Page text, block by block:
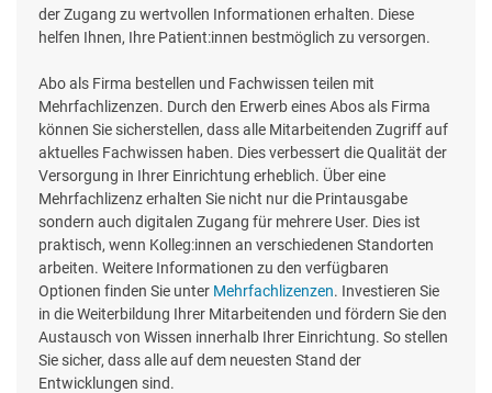
der Zugang zu wertvollen Informationen erhalten. Diese
helfen Ihnen, Ihre Patient:innen bestmöglich zu versorgen.
Abo als Firma bestellen und Fachwissen teilen mit
Mehrfachlizenzen. Durch den Erwerb eines Abos als Firma
können Sie sicherstellen, dass alle Mitarbeitenden Zugriff auf
aktuelles Fachwissen haben. Dies verbessert die Qualität der
Versorgung in Ihrer Einrichtung erheblich. Über eine
Mehrfachlizenz erhalten Sie nicht nur die Printausgabe
sondern auch digitalen Zugang für mehrere User. Dies ist
praktisch, wenn Kolleg:innen an verschiedenen Standorten
arbeiten. Weitere Informationen zu den verfügbaren
Optionen finden Sie unter Mehrfachlizenzen. Investieren Sie
in die Weiterbildung Ihrer Mitarbeitenden und fördern Sie den
Austausch von Wissen innerhalb Ihrer Einrichtung. So stellen
Sie sicher, dass alle auf dem neuesten Stand der
Entwicklungen sind.